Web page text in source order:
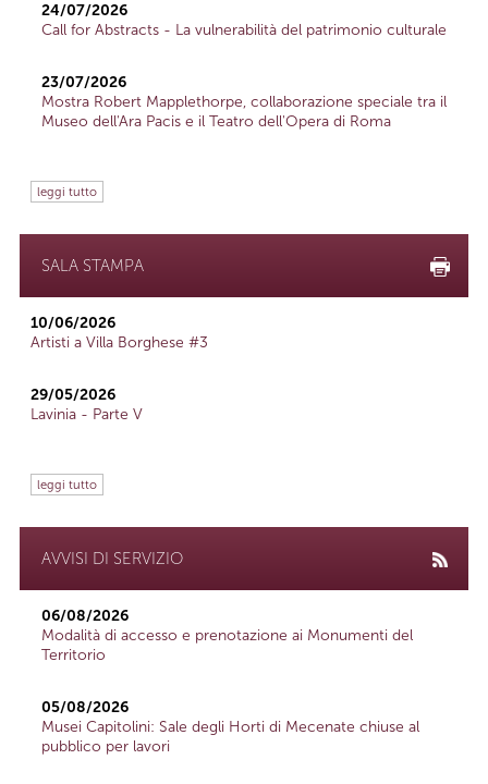
24/07/2026
Call for Abstracts - La vulnerabilità del patrimonio culturale
23/07/2026
Mostra Robert Mapplethorpe, collaborazione speciale tra il
Museo dell'Ara Pacis e il Teatro dell'Opera di Roma
leggi tutto
SALA STAMPA
10/06/2026
Artisti a Villa Borghese #3
29/05/2026
Lavinia - Parte V
leggi tutto
AVVISI DI SERVIZIO
06/08/2026
Modalità di accesso e prenotazione ai Monumenti del
Territorio
05/08/2026
Musei Capitolini: Sale degli Horti di Mecenate chiuse al
pubblico per lavori